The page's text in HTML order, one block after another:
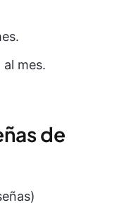
al mes.
de